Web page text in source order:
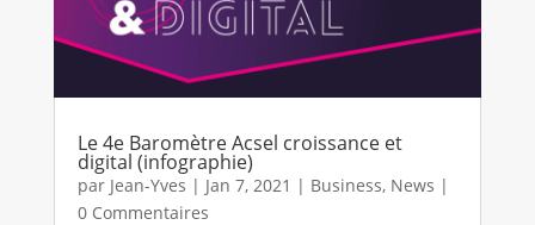
Le 4e Baromètre Acsel croissance et
digital (infographie)
par Jean-Yves | Jan 7, 2021 | Business, News |
0 Commentaires